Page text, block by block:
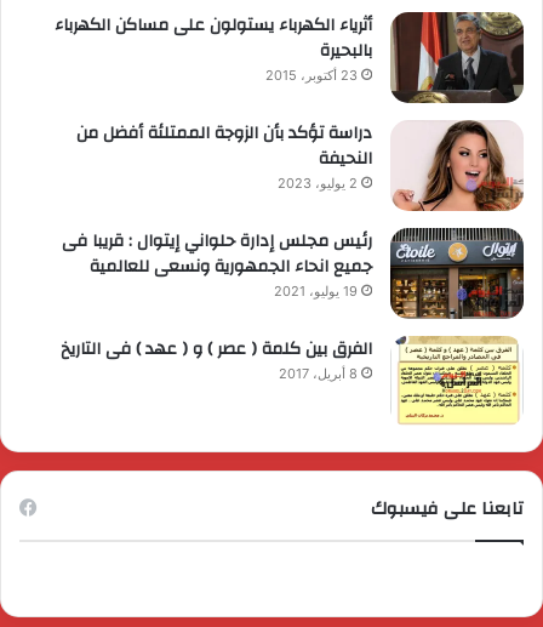
أثرياء الكهرباء يستولون على مساكن الكهرباء
بالبحيرة
23 أكتوبر، 2015
دراسة تؤكد بأن الزوجة الممتلئة أفضل من
النحيفة
2 يوليو، 2023
رئيس مجلس إدارة حلواني إيتوال : قريبا فى
جميع انحاء الجمهورية ونسعى للعالمية
19 يوليو، 2021
الفرق بين كلمة ( عصر ) و ( عهد ) فى التاريخ
8 أبريل، 2017
تابعنا على فيسبوك